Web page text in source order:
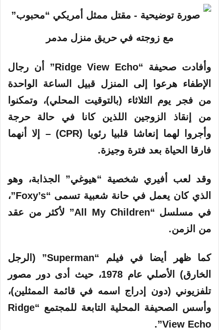
وأفادت صحيفة “Ridge View Echo” أن رجال
الإطفاء هرعوا إلى المنزل قبيل الساعة الواحدة
من فجر يوم الثلاثاء (بالتوقيت المحلي)، وتمكنوا
من إنقاذ الزوجين اللذين كانا في حالة حرجة
وأجروا لهما إنعاشا قلبيا رئويا (CPR) – إلا أنهما
فارقا الحياة بعد فترة وجيزة.
وقد لعب أفيري شخصية “هيوغي” الجذابة، وهو
الذي كان يعمل في حانة شعبية تسمى “Foxy’s”،
في مسلسل “All My Children” لأكثر من عقد
من الزمن.
كما ظهر أيضا في فيلم “Superman” (الرجل
الخارق)
الأصلي
عام 1978، حيث أدى دور مصور
تلفزيوني (دون إدراج اسمه في قائمة الممثلين)،
وأسس الصحيفة المحلية التابعة للمجتمع “Ridge
View Echo”.